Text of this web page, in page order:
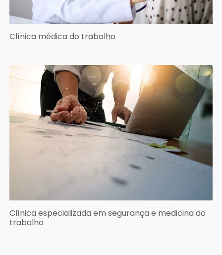
Clínica médica do trabalho
Clínica especializada em segurança e medicina do
trabalho